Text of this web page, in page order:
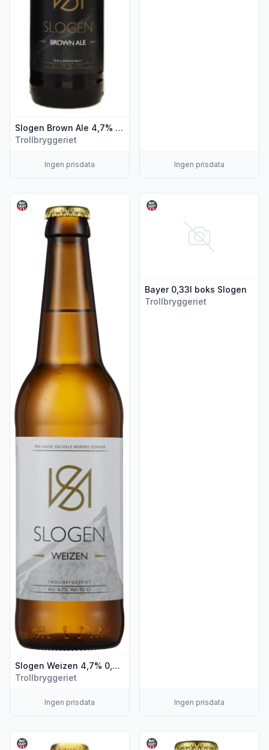
Slogen Brown Ale 4,7% 0,5l flaske
Trollbryggeriet
Ingen prisdata Ingen prisdata
Slogen Weizen 4,7% 0,5l flaske
Trollbryggeriet
Ingen prisdata
Vis flere detaljer for produktet "Slogen Weizen 4,7% 0,5l
Bayer 0,33l boks Slogen
Trollbryggeriet
Ingen prisdata
Vis flere detaljer for
Vis flere detaljer for produktet "Slogen Alpe Ipa 4,7% 0,5l
Vis flere detaljer for